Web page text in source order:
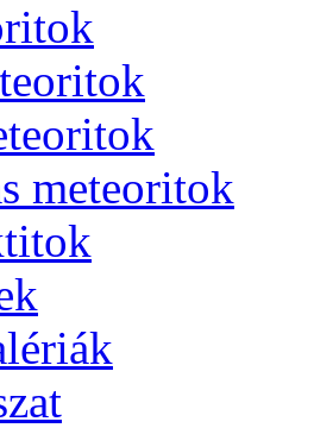
me­te­o­ri­tok